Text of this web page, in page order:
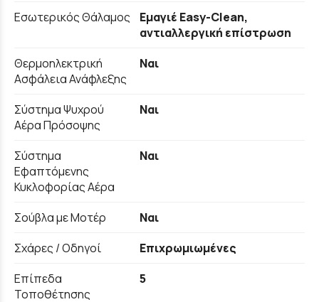
Εσωτερικός Θάλαμος
Εμαγιέ Easy-Clean,
αντιαλλεργική επίστρωση
Θερμοηλεκτρική
Ασφάλεια Ανάφλεξης
Ναι
Σύστημα Ψυχρού
Αέρα Πρόσοψης
Ναι
Σύστημα
Εφαπτόμενης
Κυκλοφορίας Αέρα
Ναι
Σούβλα με Μοτέρ
Ναι
Σχάρες / Οδηγοί
Επιχρωμιωμένες
Επίπεδα
Τοποθέτησης
5